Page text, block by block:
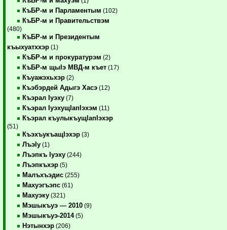
КъБР-м и Парламентым (102)
КъБР-м и Правительствэм
(480)
КъБР-м и Президентым
къыхуатххэр (1)
КъБР-м и прокуратурэм (2)
КъБР-м щыIэ МВД-м къет (17)
Къуажэхьхэр (2)
Къэбэрдей Адыгэ Хасэ (12)
Къэрал Iуэху (7)
Къэрал IуэхущIапIэхэм (11)
Къэрал къулыкъущIапIэхэр
(51)
КъэхъукъащIэхэр (3)
ЛъэIу (1)
Лъэпкъ Iуэху (244)
Лъэпкъхэр (5)
Малъхъэдис (255)
Махуэгъэпс (61)
Махуэку (321)
Мэшыкъуэ — 2010 (9)
Мэшыкъуэ-2014(5)
Нэтынхэр (206)